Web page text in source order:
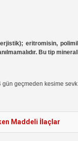
eritromisin,
Bu tip
geçmeden kesime
Maddeli İlaçlar